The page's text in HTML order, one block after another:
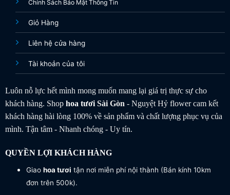
Chính Sách Bảo Mật Thông Tin
Giỏ Hàng
Liên hệ cửa hàng
Tài khoản của tôi
Luôn nỗ lực hết mình mong muốn mang lại giá trị thực sự cho
khách hàng. Shop hoa tươiSài Gòn - Nguyệt Hỷ flower cam kết
khách hàng hài lòng 100% về sản phẩm và chất lượng phục vụ của
mình. Tận tâm - Nhanh chóng - Uy tín.
QUYỀN LỢI KHÁCH HÀNG
Giao hoa tươi tận nơi miễn phí nội thành (Bán kính 10km
đơn trên 500k).